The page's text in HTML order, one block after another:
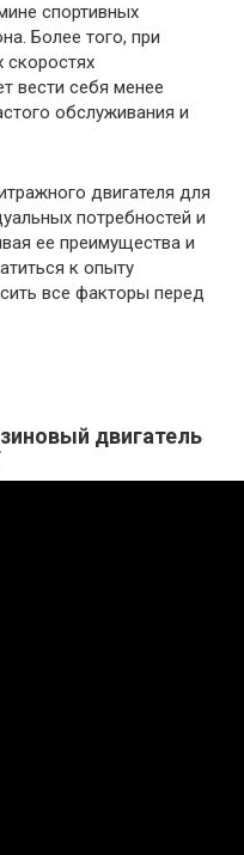
спортивных
Более того, при
скоростях
вести себя менее
обслуживания и
двигателя для
потребностей и
ее преимущества и
к опыту
все факторы перед
двигатель